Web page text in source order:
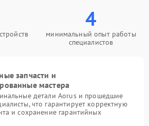
4
минимальный опыт работы
специалистов
запчасти и
мастера
детали Aorus и прошедшие
что гарантирует корректную
и сохранение гарантийных